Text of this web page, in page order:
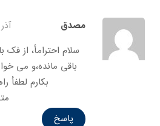
مصدق آذر 19, 1401 در 14:09
سلام احترامأ، از فک
باقی مانده،و می
بکارم لطفأ
پاسخ